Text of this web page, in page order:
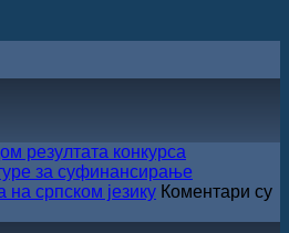
резултата конкурса
за суфинансирање
српском језику Коментари су